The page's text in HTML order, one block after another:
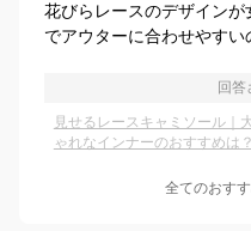
花びらレースのデザイン
でアウターに合わせやすい
回答
見せるレースキャミソール｜
ゃれなインナーのおすすめは？
全てのおす